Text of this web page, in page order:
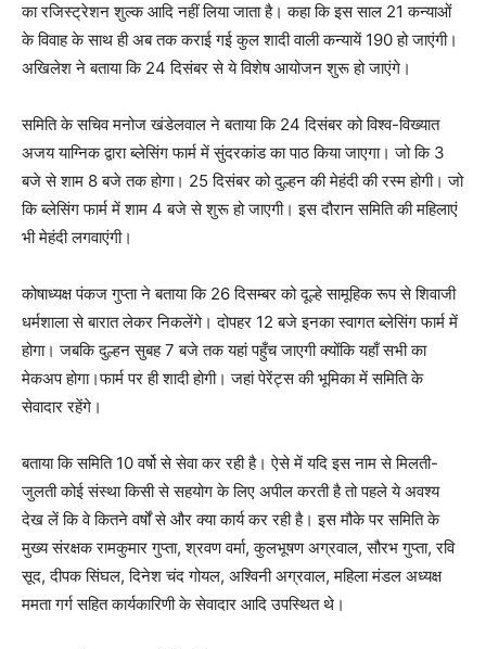
का रजिस्ट्रेशन शुल्क आदि नहीं लिया जाता है। कहा कि इस साल 21 कन्याओं
के विवाह के साथ ही अब तक कराई गई कुल शादी वाली कन्यायें 190 हो जाएंगी।
अखिलेश ने बताया कि 24 दिसंबर से ये विशेष आयोजन शुरू हो जाएंगे।
समिति के सचिव मनोज खंडेलवाल ने बताया कि 24 दिसंबर को विश्व-विख्यात
अजय याग्निक द्वारा ब्लेसिंग फार्म में सुंदरकांड का पाठ किया जाएगा। जो कि 3
बजे से शाम 8 बजे तक होगा। 25 दिसंबर को दुल्हन की मेहंदी की रस्म होगी। जो
कि ब्लेसिंग फार्म में शाम 4 बजे से शुरू हो जाएगी। इस दौरान समिति की महिलाएं
भी मेहंदी लगवाएंगी।
कोषाध्यक्ष पंकज गुप्ता ने बताया कि 26 दिसम्बर को दूल्हे सामूहिक रूप से शिवाजी
धर्मशाला से बारात लेकर निकलेंगे। दोपहर 12 बजे इनका स्वागत ब्लेसिंग फार्म में
होगा। जबकि दुल्हन सुबह 7 बजे तक यहां पहुँच जाएगी क्योंकि यहाँ सभी का
मेकअप होगा।फार्म पर ही शादी होगी। जहां पेरेंट्स की भूमिका में समिति के
सेवादार रहेंगे।
बताया कि समिति 10 वर्षो से सेवा कर रही है। ऐसे में यदि इस नाम से मिलती-
जुलती कोई संस्था किसी से सहयोग के लिए अपील करती है तो पहले ये अवश्य
देख लें कि वे कितने वर्षों से और क्या कार्य कर रही है। इस मौके पर समिति के
मुख्य संरक्षक रामकुमार गुप्ता, श्रवण वर्मा, कुलभूषण अग्रवाल, सौरभ गुप्ता, रवि
सूद, दीपक सिंघल, दिनेश चंद गोयल, अश्विनी अग्रवाल, महिला मंडल अध्यक्ष
ममता गर्ग सहित कार्यकारिणी के सेवादार आदि उपस्थित थे।